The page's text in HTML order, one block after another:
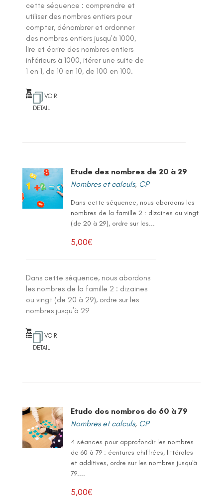
cette séquence : comprendre et
utiliser des nombres entiers pour
compter, dénombrer et ordonner
des nombres entiers jusqu’à 1000,
lire et écrire des nombres entiers
inférieurs à 1000, itérer une suite de
1 en 1, de 10 en 10, de 100 en 100.
VOIR
DETAIL
Etude des nombres de 20 à 29
Nombres et calculs, CP
Dans cette séquence, nous abordons les
nombres de la famille 2 : dizaines ou vingt
(de 20 à 29), ordre sur les...
5,00€
Dans cette séquence, nous abordons
les nombres de la famille 2 : dizaines
ou vingt (de 20 à 29), ordre sur les
nombres jusqu’à 29
VOIR
DETAIL
Etude des nombres de 60 à 79
Nombres et calculs, CP
4 séances pour approfondir les nombres
de 60 à 79 : écritures chiffrées, littérales
et additives, ordre sur les nombres jusqu'à
79....
5,00€